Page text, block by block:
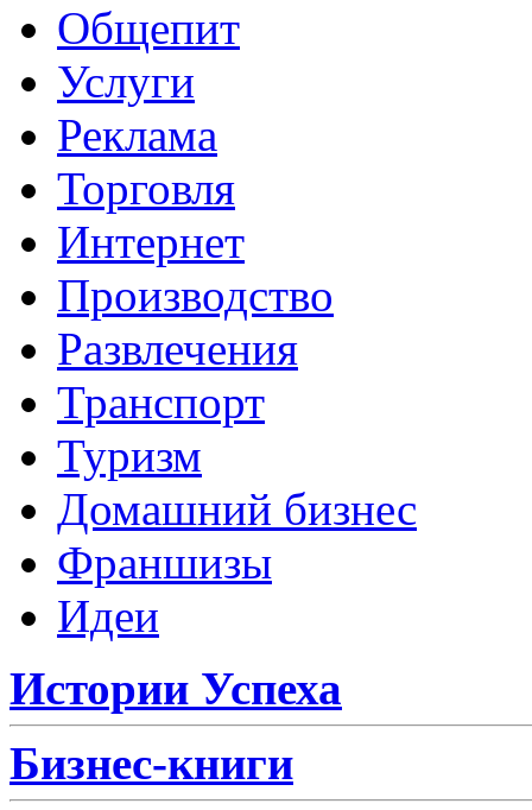
Общепит
Услуги
Реклама
Торговля
Интернет
Производство
Развлечения
Транспорт
Туризм
Домашний бизнес
Франшизы
Идеи
Истории Успеха
Бизнес-книги